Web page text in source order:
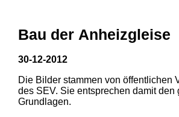
1 2
3
Bau der Anheizgleise
30-12-2012
Die Bilder stammen von öffentlichen
des SEV. Sie entsprechen damit den
Grundlagen.